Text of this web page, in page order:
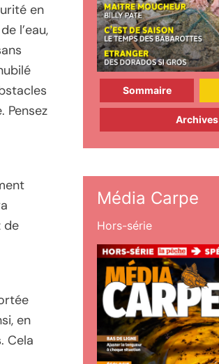
en
l’eau,
Pensez
de
en
Cela
Sommaire
Archives
Média Carpe
Hors-série